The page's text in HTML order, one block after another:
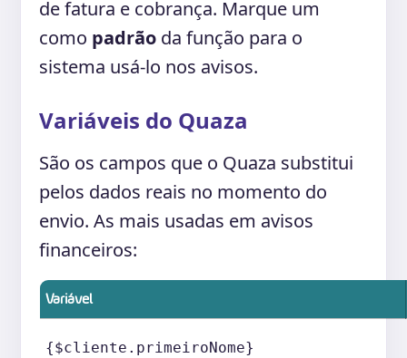
de fatura e cobrança. Marque um
como padrão da função para o
sistema usá-lo nos avisos.
Variáveis do Quaza
São os campos que o Quaza substitui
pelos dados reais no momento do
envio. As mais usadas em avisos
financeiros:
Variável
{$cliente.primeiroNome}